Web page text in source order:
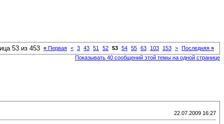
53 из 453 « Первая < 3 43 51 52 53 54 55 63 103 153 > Последняя »
Показывать 40 сообщений этой темы на одной странице
22.07.2009 16:27